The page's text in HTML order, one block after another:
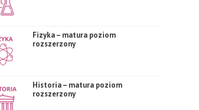
Fizyka – matura poziom
rozszerzony
Historia – matura poziom
rozszerzony